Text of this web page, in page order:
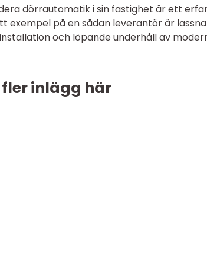
dörrautomatik i sin fastighet är ett
exempel på en sådan leverantör är
och löpande underhåll av
fler inlägg här